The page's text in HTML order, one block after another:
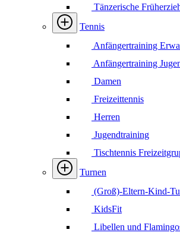
Tänzerische
Tennis
Anfängertraining
Anfängertraining
Damen
Freizeittennis
Herren
Jugendtraining
Tischtennis
Turnen
(Groß)-Eltern-Kind-
KidsFit
Libellen und